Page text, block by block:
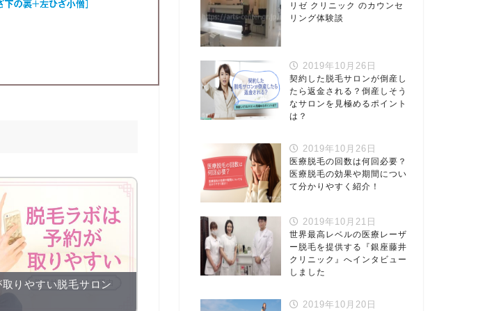
りやすい脱毛サロン
リゼ クリニック のカウンセ
リング体験談
2019年10月26日
契約した脱毛サロンが倒産し
たら返金される？倒産しそう
なサロンを見極めるポイント
は？
2019年10月26日
医療脱毛の回数は何回必要？
医療脱毛の効果や期間につい
て分かりやすく紹介！
2019年10月21日
世界最高レベルの医療レーザ
ー脱毛を提供する『銀座藤井
クリニック』へインタビュー
しました
2019年10月20日